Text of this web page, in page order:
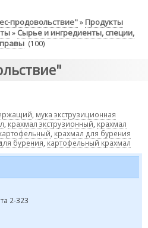
продовольствие"» Продукты
» Сырье и ингредиенты, специи,
(100)
мука экструзиционная
крахмал экструзионный крахмал
крахмал для бурения
бурения картофельный крахмал
2-323